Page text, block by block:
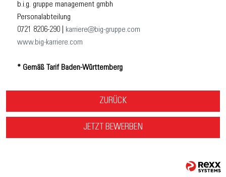
b.i.g. gruppe management gmbh
Personalabteilung
0721 8206-290 |
karriere@big-gruppe.com
www.big-karriere.com
* Gemäß Tarif Baden-Württemberg
ZURÜCK
JETZT BEWERBEN